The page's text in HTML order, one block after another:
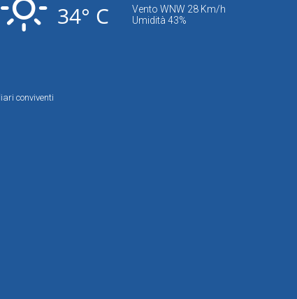
34° C
Vento WNW 28 Km/h
Umidità 43%
conviventi